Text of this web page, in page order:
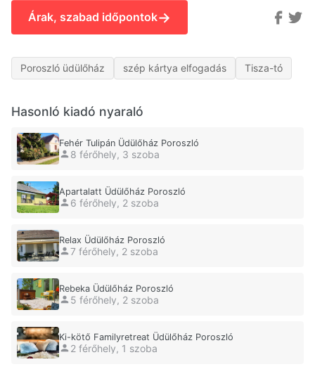
Árak, szabad időpontok→
Poroszló üdülőház szép kártya elfogadás Tisza-tó
Hasonló kiadó nyaraló
Fehér Tulipán Üdülőház Poroszló
8 férőhely, 3 szoba
Apartalatt Üdülőház Poroszló
6 férőhely, 2 szoba
Relax Üdülőház Poroszló
7 férőhely, 2 szoba
Rebeka Üdülőház Poroszló
5 férőhely, 2 szoba
Ki-kötő Familyretreat Üdülőház Poroszló
2 férőhely, 1 szoba